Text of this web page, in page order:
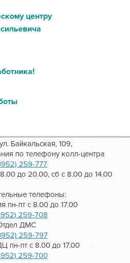
центру
Байкальская, 109,
по телефону колл-центра
259-777
до 20.00, сб с 8.00 до 14.00
телефоны:
пн-пт с 8.00 до 17.00
259-708
ДМС
259-797
пн-пт с 8.00 до 17.00
259-700